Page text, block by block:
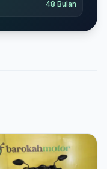
48 Bulan